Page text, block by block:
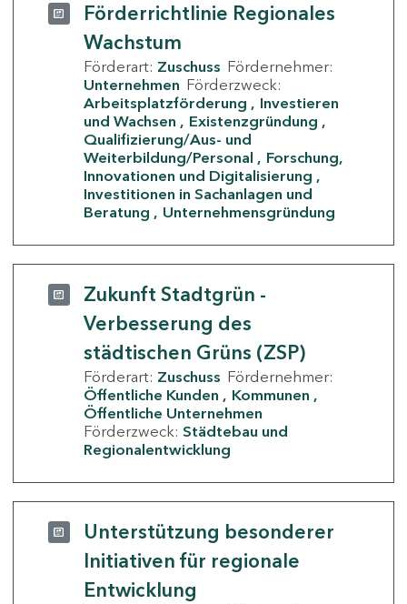
Förderrichtlinie Regionales
Wachstum
Förderart: Zuschuss Fördernehmer:
Unternehmen Förderzweck:
Arbeitsplatzförderung
Investieren
und Wachsen
Existenzgründung
Qualifizierung/Aus- und
Weiterbildung/Personal
Forschung,
Innovationen und Digitalisierung
Investitionen in Sachanlagen und
Beratung
Unternehmensgründung
Zukunft Stadtgrün -
Verbesserung des
städtischen Grüns (ZSP)
Förderart: Zuschuss Fördernehmer:
Öffentliche Kunden
Kommunen
Öffentliche Unternehmen
Förderzweck: Städtebau und
Regionalentwicklung
Unterstützung besonderer
Initiativen für regionale
Entwicklung